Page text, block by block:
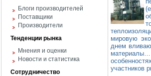
Блоги производителей
Поставщики
Производители
Тенденции рынка
Мнения и оценки
Новости и статистика
Сотрудничество
мировую
днем
участников